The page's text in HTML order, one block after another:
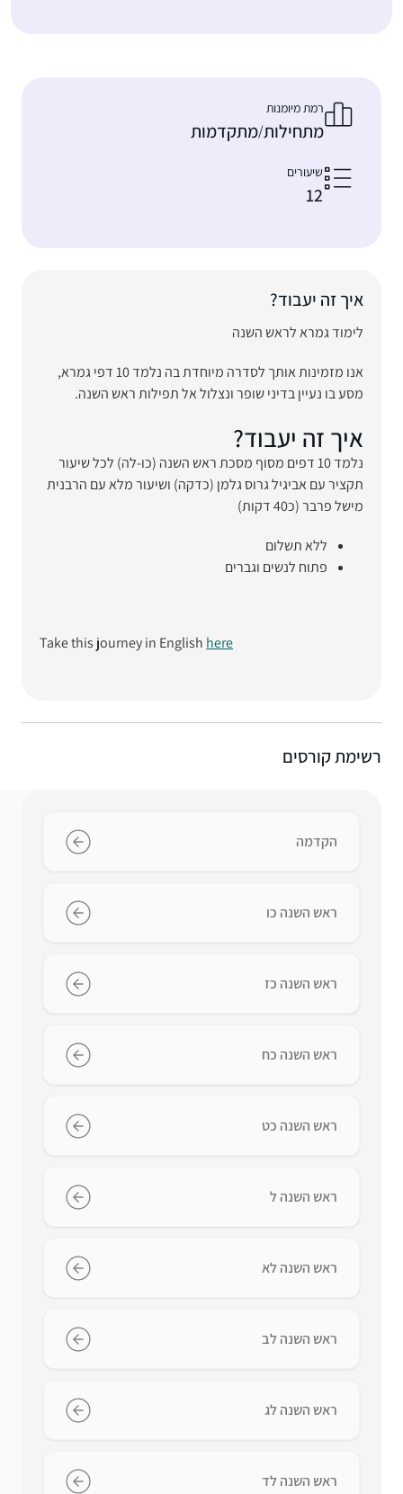
רמת מיומנות
מתחילות/מתקדמות
שיעורים
12
איך זה יעבוד?
לימוד גמרא לראש השנה
אנו מזמינות אותך לסדרה מיוחדת בה נלמד 10 דפי גמרא,
מסע בו נעיין בדיני שופר ונצלול אל תפילות ראש השנה.
איך זה יעבוד?
נלמד 10 דפים מסוף מסכת ראש השנה (כו-לה) לכל שיעור
תקציר עם אביגיל גרוס גלמן (כדקה) ושיעור מלא עם הרבנית
מישל פרבר (כ40 דקות)
ללא תשלום
פתוח לנשים וגברים
Take this journey in Englishhere
רשימת קורסים
הקדמה
ראש השנה כו
ראש השנה כז
ראש השנה כח
ראש השנה כט
ראש השנה ל
ראש השנה לא
ראש השנה לב
ראש השנה לג
ראש השנה לד